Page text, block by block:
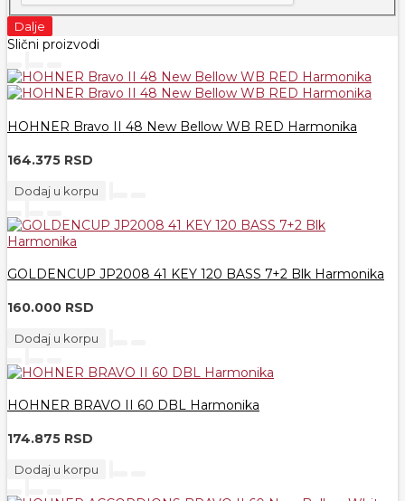
Dalje
Slični proizvodi
HOHNER Bravo II 48 New Bellow WB RED Harmonika
164.375 RSD
Dodaj u korpu
GOLDENCUP JP2008 41 KEY 120 BASS 7+2 Blk Harmonika
160.000 RSD
Dodaj u korpu
HOHNER BRAVO II 60 DBL Harmonika
174.875 RSD
Dodaj u korpu